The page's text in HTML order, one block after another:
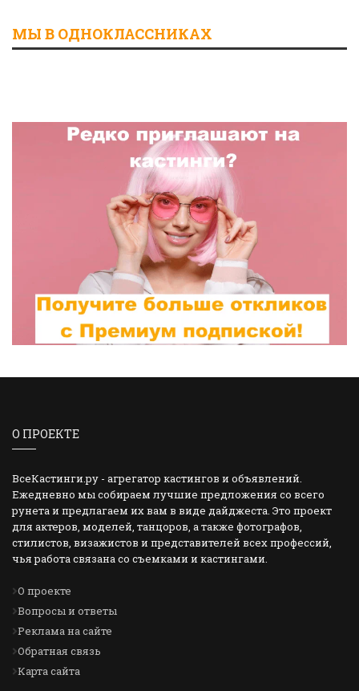
МЫ В ОДНОКЛАССНИКАХ
О ПРОЕКТЕ
ВсеКастинги.ру - агрегатор кастингов и объявлений.
Ежедневно мы собираем лучшие предложения со всего
рунета и предлагаем их вам в виде дайджеста. Это проект
для актеров, моделей, танцоров, а также фотографов,
стилистов, визажистов и представителей всех профессий,
чья работа связана со съемками и кастингами.
О проекте
Вопросы и ответы
Реклама на сайте
Обратная связь
Карта сайта